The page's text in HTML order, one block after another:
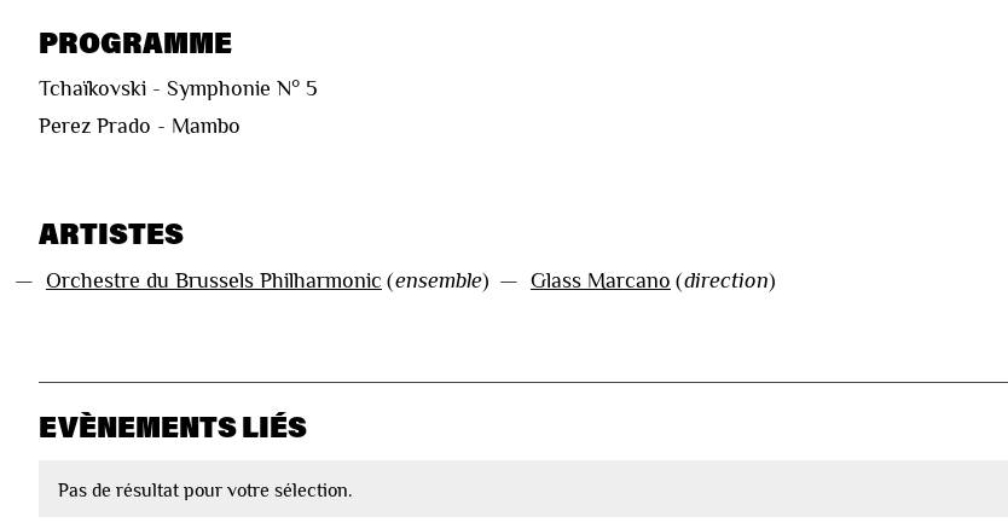
PROGRAMME
Tchaïkovski - Symphonie N° 5
Perez Prado - Mambo
ARTISTES
— Orchestre du Brussels Philharmonic (ensemble) — Glass Marcano (direction)
EVÈNEMENTS LIÉS
Pas de résultat pour votre sélection.